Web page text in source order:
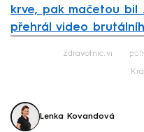
krve, pak mačetou bil
přehrál video
zdravotnictví
Lenka Kovandová